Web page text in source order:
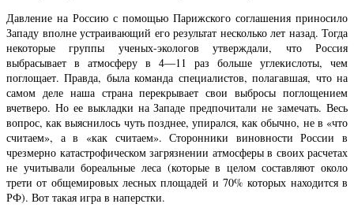
Давление на Россию с помощью Парижского соглашения приносило
Западу вполне устраивающий его результат несколько лет назад. Тогда
некоторые группы ученых-экологов утверждали, что Россия
выбрасывает в атмосферу в 4—11 раз больше углекислоты, чем
поглощает. Правда, была команда специалистов, полагавшая, что на
самом деле наша страна перекрывает свои выбросы поглощением
вчетверо. Но ее выкладки на Западе предпочитали не замечать. Весь
вопрос, как выяснилось чуть позднее, упирался, как обычно, не в «что
считаем», а в «как считаем». Сторонники виновности России в
чрезмерно катастрофическом загрязнении атмосферы в своих расчетах
не учитывали бореальные леса (которые в целом составляют около
трети от общемировых лесных площадей и 70% которых находится в
РФ). Вот такая игра в наперстки.